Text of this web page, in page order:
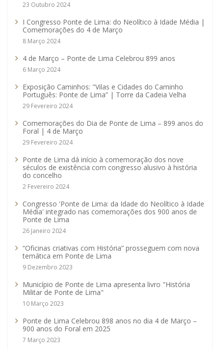
23 Outubro 2024
I Congresso Ponte de Lima: do Neolítico à Idade Média |
Comemorações do 4 de Março
8 Março 2024
4 de Março – Ponte de Lima Celebrou 899 anos
6 Março 2024
Exposição Caminhos: "Vilas e Cidades do Caminho
Português: Ponte de Lima” | Torre da Cadeia Velha
29 Fevereiro 2024
Comemorações do Dia de Ponte de Lima – 899 anos do
Foral | 4 de Março
29 Fevereiro 2024
Ponte de Lima dá início à comemoração dos nove
séculos de existência com congresso alusivo à história
do concelho
2 Fevereiro 2024
Congresso 'Ponte de Lima: da Idade do Neolítico à Idade
Média' integrado nas comemorações dos 900 anos de
Ponte de Lima
26 Janeiro 2024
“Oficinas criativas com História” prosseguem com nova
temática em Ponte de Lima
9 Dezembro 2023
Município de Ponte de Lima apresenta livro "História
Militar de Ponte de Lima"
10 Março 2023
Ponte de Lima Celebrou 898 anos no dia 4 de Março –
900 anos do Foral em 2025
7 Março 2023